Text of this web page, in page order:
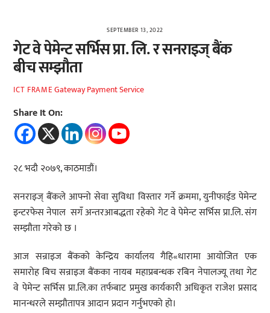
SEPTEMBER 13, 2022
गेट वे पेमेन्ट सर्भिस प्रा. लि. र सनराइज् बैंक
बीच सम्झौता
ICT FRAMEGateway Payment Service
Share It On:
२८ भदौ २०७९, काठमाडौं।
सनराइज् बैंकले आफ्नो सेवा सुविधा विस्तार गर्ने क्रममा, युनीफाईड पेमेन्ट
इन्टरफेस नेपाल सगँ अन्तरआबद्धता रहेको गेट वे पेमेन्ट सर्भिस प्रा.लि. संग
सम्झौता गरेको छ ।
आज सन्राइज बैंकको केन्द्रिय कार्यालय गैहि«धारामा आयोजित एक
समारोह बिच सन्राइज बैंकका नायब महाप्रबन्धक रबिन नेपालज्यू तथा गेट
वे पेमेन्ट सर्भिस प्रा.लि.का तर्फबाट प्रमुख कार्यकारी अधिकृत राजेश प्रसाद
मानन्धरले सम्झौतापत्र आदान प्रदान गर्नुभएको हो।